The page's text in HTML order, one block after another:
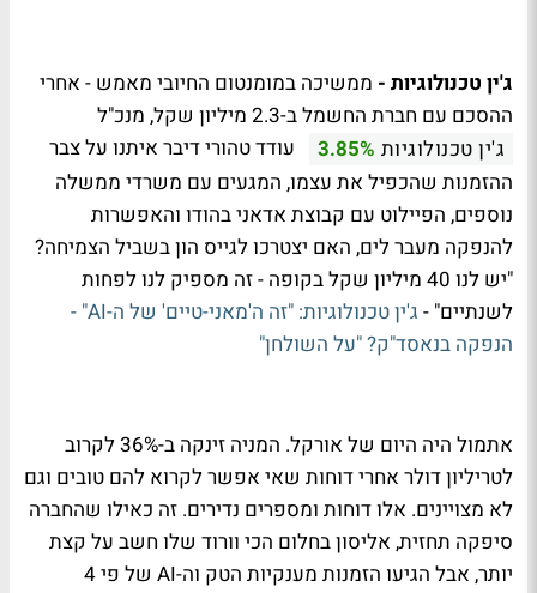
ג'ין טכנולוגיות - ממשיכה במומנטום החיובי מאמש - אחרי
ההסכם עם חברת החשמל ב-2.3 מיליון שקל, מנכ"ל
ג'ין טכנולוגיות 3.85%
עודד טהורי דיבר איתנו על צבר
ההזמנות שהכפיל את עצמו, המגעים עם משרדי ממשלה
נוספים, הפיילוט עם קבוצת אדאני בהודו והאפשרות
להנפקה מעבר לים, האם יצטרכו לגייס הון בשביל הצמיחה?
"יש לנו 40 מיליון שקל בקופה - זה מספיק לנו לפחות
לשנתיים" -
ג'ין טכנולוגיות: "זה ה'מאני-טיים' של ה-AI" -
הנפקה בנאסד"ק? "על השולחן"
אתמול היה היום של אורקל. המניה זינקה ב-36% לקרוב
לטריליון דולר אחרי דוחות שאי אפשר לקרוא להם טובים וגם
לא מצויינים. אלו דוחות ומספרים נדירים. זה כאילו שהחברה
סיפקה תחזית, אליסון בחלום הכי וורוד שלו חשב על קצת
יותר, אבל הגיעו הזמנות מענקיות הטק וה-AI של פי 4